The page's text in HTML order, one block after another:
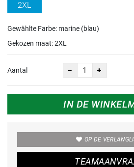
2XL
Gewählte Farbe: marine (blau)
Gekozen maat:2XL
Aantal
IN DE
OP DE